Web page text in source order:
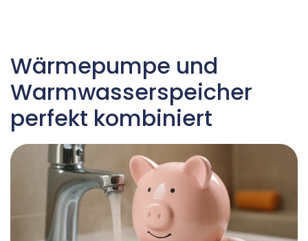
Wärmepumpe und
Warmwasserspeicher
perfekt kombiniert